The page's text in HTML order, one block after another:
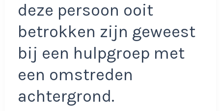
deze persoon ooit
betrokken zijn geweest
bij een hulpgroep met
een omstreden
achtergrond.